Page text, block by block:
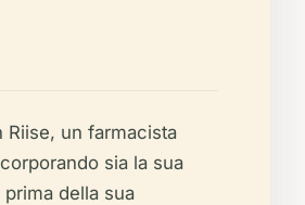
Riise, un farmacista
sia la sua
della sua